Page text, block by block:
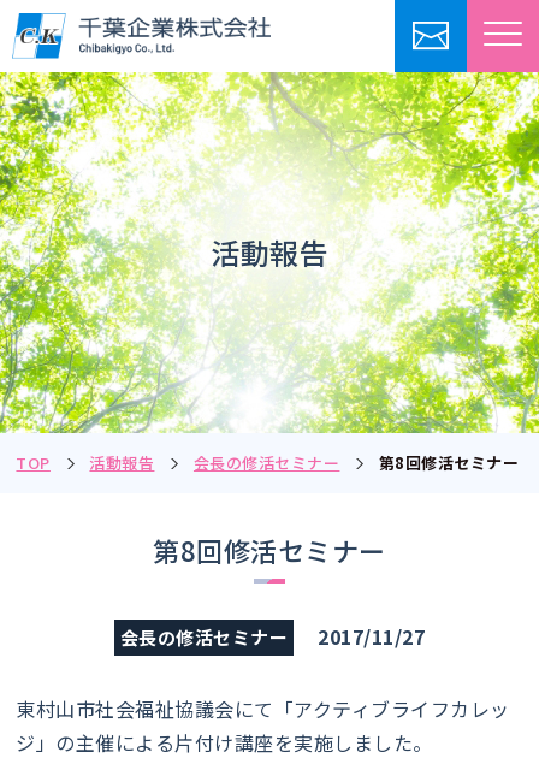
活動報告
TOP 活動報告 会長の修活セミナー 第8回修活セミナー
第8回修活セミナー
会長の修活セミナー 2017/11/27
東村山市社会福祉協議会にて「アクティブライフカレッ
ジ」の主催による片付け講座を実施しました。